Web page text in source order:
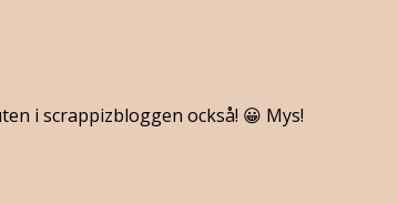
i scrappizbloggen också! 😀 Mys!